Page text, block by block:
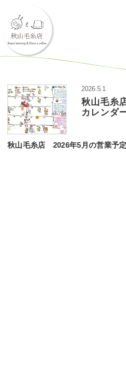
2026.5.1
秋山毛糸
カレンダ
秋山毛糸店 2026年5 月の営業予定